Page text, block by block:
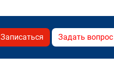
Записаться Задать вопрос